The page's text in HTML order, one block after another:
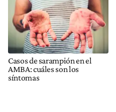
Casos de sarampión en el
AMBA: cuáles son los
síntomas